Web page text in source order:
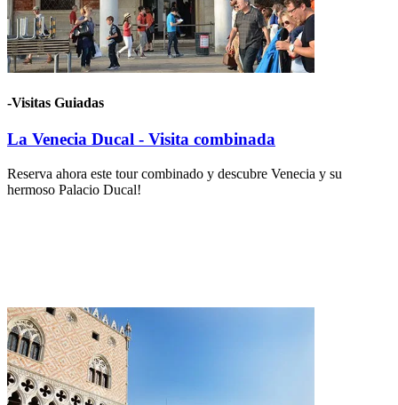
-Visitas Guiadas
La Venecia Ducal - Visita combinada
Reserva ahora este tour combinado y descubre Venecia y su
hermoso Palacio Ducal!